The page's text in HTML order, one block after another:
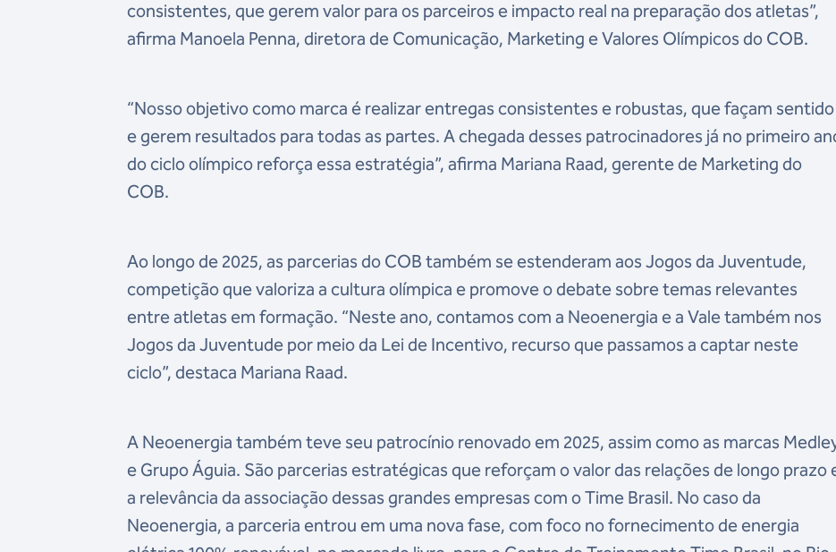
consistentes, que gerem valor para os parceiros e impacto real na preparação dos atletas”,
afirma Manoela Penna, diretora de Comunicação, Marketing e Valores Olímpicos do COB.
“Nosso objetivo como marca é realizar entregas consistentes e robustas, que façam sentido
e gerem resultados para todas as partes. A chegada desses patrocinadores já no primeiro
do ciclo olímpico reforça essa estratégia”, afirma Mariana Raad, gerente de Marketing do
COB.
Ao longo de 2025, as parcerias do COB também se estenderam aos Jogos da Juventude,
competição que valoriza a cultura olímpica e promove o debate sobre temas relevantes
entre atletas em formação. “Neste ano, contamos com a Neoenergia e a Vale também nos
Jogos da Juventude por meio da Lei de Incentivo, recurso que passamos a captar neste
ciclo”, destaca Mariana Raad.
A Neoenergia também teve seu patrocínio renovado em 2025, assim como as marcas
e Grupo Águia. São parcerias estratégicas que reforçam o valor das relações de longo prazo
a relevância da associação dessas grandes empresas com o Time Brasil. No caso da
Neoenergia, a parceria entrou em uma nova fase, com foco no fornecimento de energia